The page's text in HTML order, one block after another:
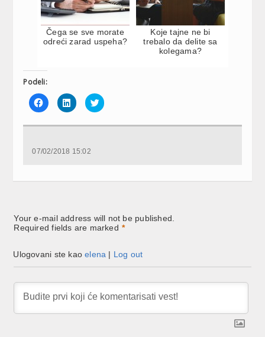
Čega se sve morate
odreći zarad uspeha?
Koje tajne ne bi
trebalo da delite sa
kolegama?
Podeli:
Click
to
share
Facebook
new
Click
to
share
LinkedIn
new
Click
to
Twitter
07/02/2018 15:02
Your e-mail address will not be published.
Required fields are marked *
Ulogovani ste kaoelena | Log out